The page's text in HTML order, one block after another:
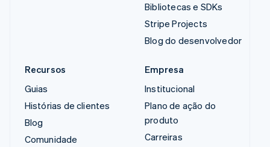
Bibliotecas e SDKs
Stripe Projects
Blog do desenvolvedor
Recursos
Guias
Histórias de clientes
Blog
Comunidade
Empresa
Institucional
Plano de ação do
produto
Carreiras